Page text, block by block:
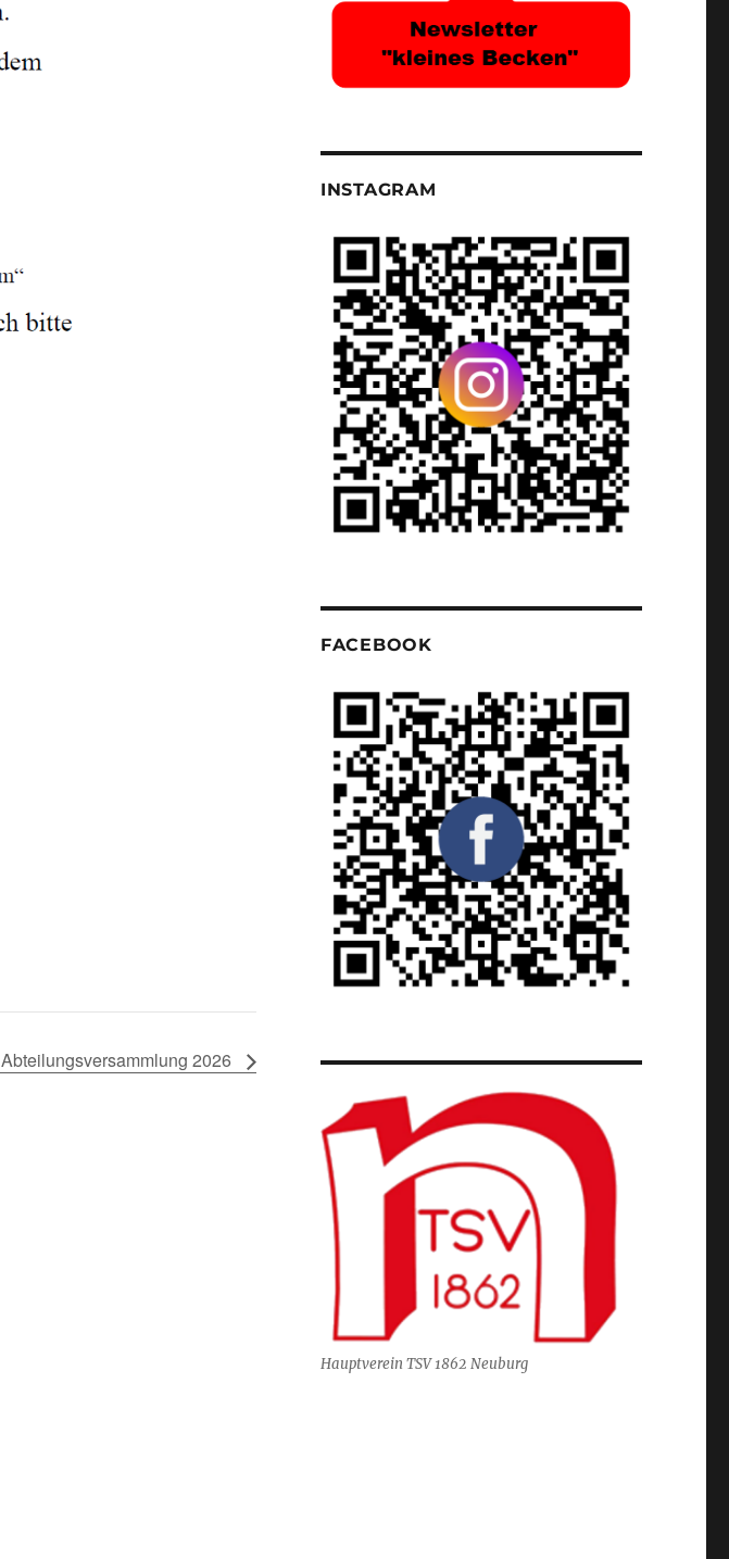
Abteilungsversammlung 2026
INSTAGRAM
FACEBOOK
Hauptverein TSV 1862 Neuburg